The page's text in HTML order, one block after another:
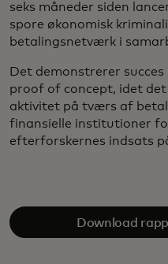
seks måneder siden
spore økonomisk
betalingsnetværk i
Det demonstrerer
proof of concept, idet
aktivitet på tværs af
finansielle institutioner
efterforskernes indsats
Download